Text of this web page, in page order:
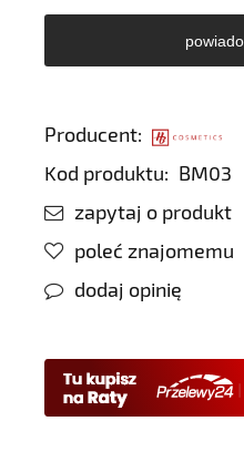
Producent:
Kod produktu: BM03
zapytaj o produkt
poleć znajomemu
dodaj opinię